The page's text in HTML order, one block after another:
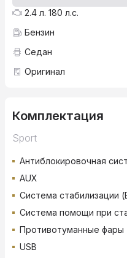
2.4 л. 180 л.с.
Бензин
Седан
Оригинал
Комплектация
Sport
Антиблокировочная
AUX
Система стабилизации
Система помощи при
Противотуманные фары
USB